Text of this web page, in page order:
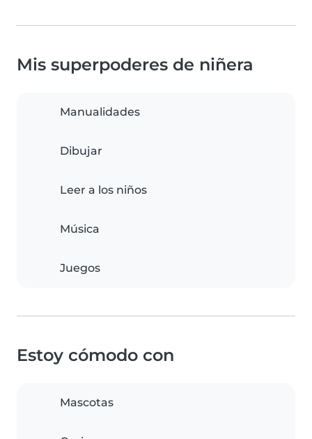
Mis superpoderes de niñera
Manualidades
Dibujar
Leer a los niños
Música
Juegos
Estoy cómodo con
Mascotas